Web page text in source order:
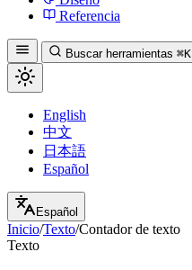
Referencia
Buscar herramientas ⌘K
English
中文
日本語
Español
Español
Inicio/Texto/Contador de texto
Texto